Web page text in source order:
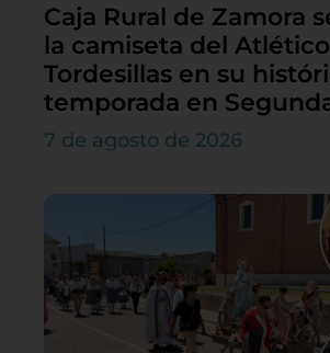
Caja Rural de Zamora
la camiseta del Atlético
Tordesillas en su
temporada en
7 de agosto de 2026